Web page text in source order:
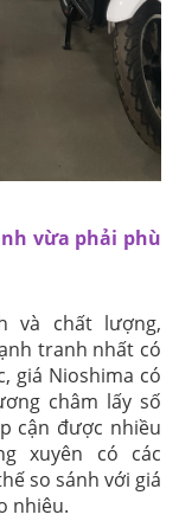
vừa phải phù
và chất lượng,
tranh nhất có
giá Nioshima có
châm lấy số
cận được nhiều
xuyên có các
so sánh với giá
nhiêu.